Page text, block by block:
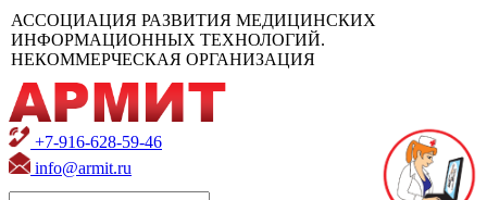
АССОЦИАЦИЯ РАЗВИТИЯ МЕДИЦИНСКИХ
ИНФОРМАЦИОННЫХ ТЕХНОЛОГИЙ.
НЕКОММЕРЧЕСКАЯ ОРГАНИЗАЦИЯ
+7-916-628-59-46
info@armit.ru